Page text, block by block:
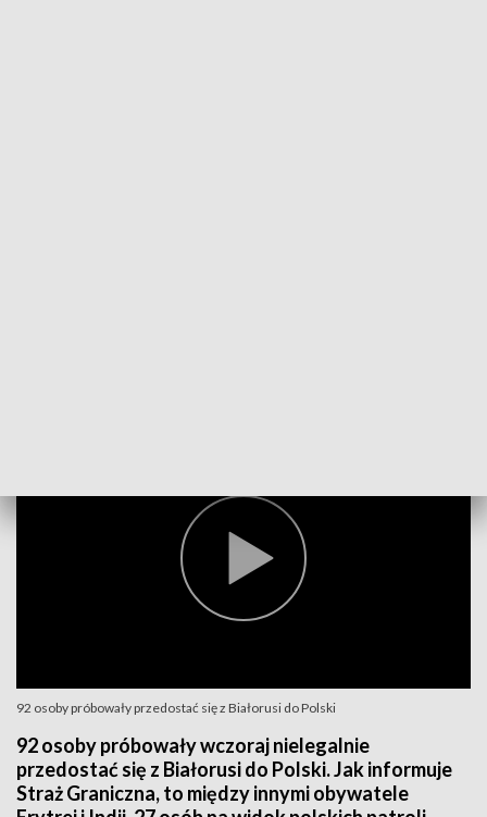
92 osoby próbowały przedostać się z Białorusi do Polski
92 osoby próbowały wczoraj nielegalnie
przedostać się z Białorusi do Polski. Jak informuje
Straż Graniczna, to między innymi obywatele